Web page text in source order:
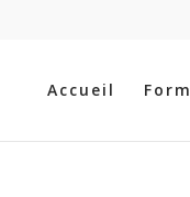
Accueil